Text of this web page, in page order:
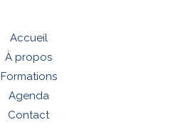
Accueil
À propos
Formations
Agenda
Contact